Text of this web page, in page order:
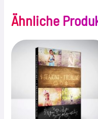
Ähnliche